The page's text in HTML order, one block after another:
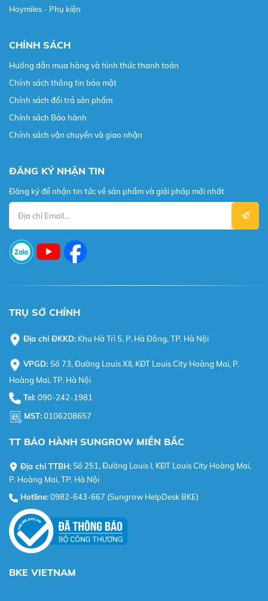
Hoymiles - Phụ kiện
CHÍNH SÁCH
Hướng dẫn mua hàng và hình thức thanh toán
Chính sách thông tin bảo mật
Chính sách đổi trả sản phẩm
Chính sách Bảo hành
Chính sách vận chuyển và giao nhận
ĐĂNG KÝ NHẬN TIN
Đăng ký để nhận tin tức về sản phẩm và giải pháp mới nhất
TRỤ SỞ CHÍNH
Địa chỉ ĐKKD: Khu Hà Trì 5, P. Hà Đông, TP. Hà Nội
VPGD: Số 73, Đường Louis XII, KĐT Louis City Hoàng Mai, P.
Hoàng Mai, TP. Hà Nội
Tel: 090-242-1981
MST:0106208657
TT BẢO HÀNH SUNGROW MIỀN BẮC
Địa chỉ TTBH:Số 251, Đường Louis I, KĐT Louis City Hoàng Mai,
P. Hoàng Mai, TP. Hà Nội
Hotline:0982-643-667 (Sungrow HelpDesk BKE)
BKE VIETNAM